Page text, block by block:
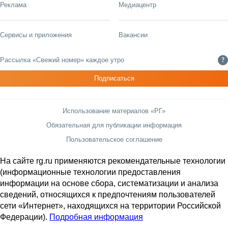
Реклама Медиацентр
Сервисы и приложения Вакансии
Рассылка «Свежий номер» каждое утро ?
Подписаться
Использование материалов «РГ»
Обязательная для публикации информация
Пользовательское соглашение
На сайте rg.ru применяются рекомендательные технологии
(информационные технологии предоставления
информации на основе сбора, систематизации и анализа
сведений, относящихся к предпочтениям пользователей
сети «Интернет», находящихся на территории Российской
Федерации). Подробная информация